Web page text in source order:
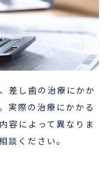
差し歯の治療にかか
実際の治療にかかる
容によって異なりま
談ください。